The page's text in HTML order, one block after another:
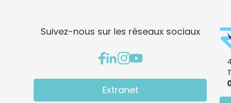
Suivez-nous sur les réseaux sociaux
Extranet